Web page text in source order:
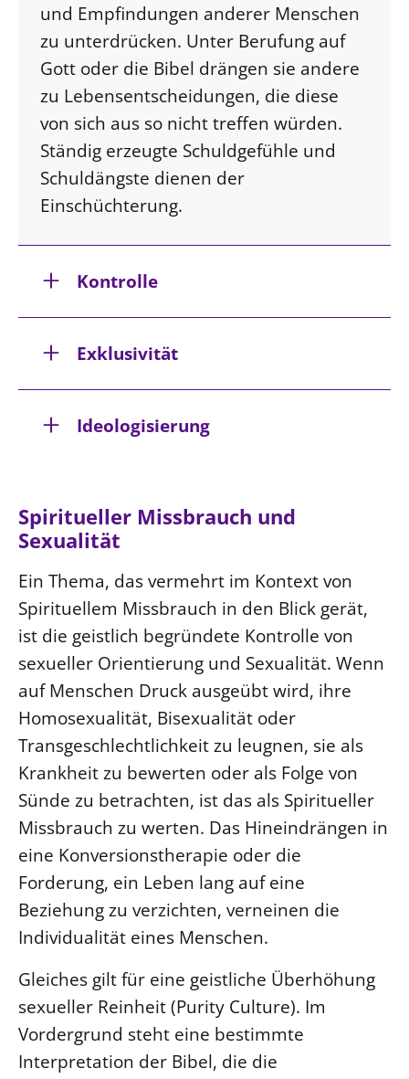
und Empfindungen anderer Menschen
zu unterdrücken. Unter Berufung auf
Gott oder die Bibel drängen sie andere
zu Lebensentscheidungen, die diese
von sich aus so nicht treffen würden.
Ständig erzeugte Schuldgefühle und
Schuldängste dienen der
Einschüchterung.
Kontrolle
Exklusivität
Ideologisierung
Spiritueller Missbrauch und
Sexualität
Ein Thema, das vermehrt im Kontext von
Spirituellem Missbrauch in den Blick gerät,
ist die geistlich begründete Kontrolle von
sexueller Orientierung und Sexualität. Wenn
auf Menschen Druck ausgeübt wird, ihre
Homosexualität, Bisexualität oder
Transgeschlechtlichkeit zu leugnen, sie als
Krankheit zu bewerten oder als Folge von
Sünde zu betrachten, ist das als Spiritueller
Missbrauch zu werten. Das Hineindrängen in
eine Konversionstherapie oder die
Forderung, ein Leben lang auf eine
Beziehung zu verzichten, verneinen die
Individualität eines Menschen.
Gleiches gilt für eine geistliche Überhöhung
sexueller Reinheit (Purity Culture). Im
Vordergrund steht eine bestimmte
Interpretation der Bibel, die die